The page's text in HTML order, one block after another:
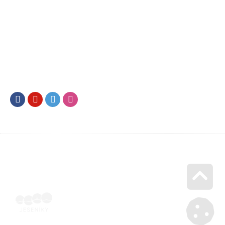
FacebookYoutubeTwitter
Go